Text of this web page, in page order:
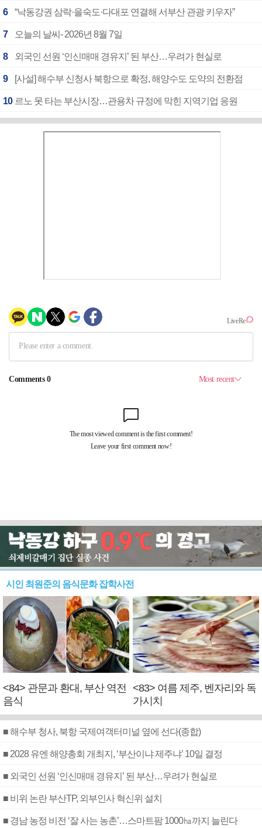
6 “낙동강권 삼락·을숙도·다대포 연결해 서부산 관광 키우자”
7 오늘의 날씨- 2026년 8월 7일
8 외국인 선원 ‘인신매매 경유지’ 된 부산…우려가 현실로
9 [사설] 해수부 신청사 북항으로 확정, 해양수도 도약의 전환점
10 르노 못 타는 부산시장…관용차 규정에 막힌 지역기업 응원
시인 최원준의 음식문화 잡학사전
<84> 관문과 환대, 부산 역전
음식
<83> 여름 제주, 벤자리와 독
가시치
■ 해수부 청사, 북항 국제여객터미널 옆에 선다(종합)
■ 2028 유엔 해양총회 개최지, ‘부산이냐 제주냐’ 10일 결정
■ 외국인 선원 ‘인신매매 경유지’ 된 부산…우려가 현실로
■ 비위 논란 부산TP, 외부인사 혁신위 설치
■ 경남 농정 비전 ‘잘 사는 농촌’…스마트팜 1000㏊까지 늘린다